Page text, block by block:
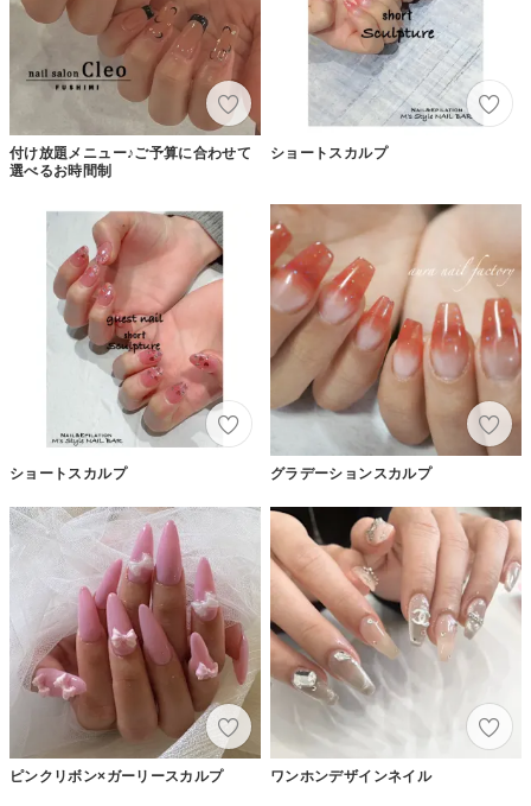
付け放題メニュー♪ご予算に合わせて
選べるお時間制
ショートスカルプ
ショートスカルプ グラデーションスカルプ
ピンクリボン×ガーリースカルプ ワンホンデザインネイル